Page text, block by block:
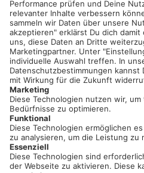
Sei immer auf
Neue Features, spannende
Registriere